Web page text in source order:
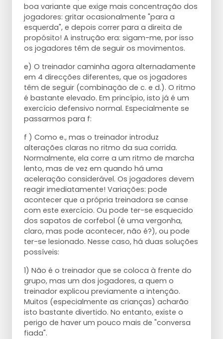
boa variante que exige mais concentração dos
jogadores: gritar ocasionalmente "para a
esquerda", e depois correr para a direita de
propósito! A instrução era: sigam-me, por isso
os jogadores têm de seguir os movimentos.
e) O treinador caminha agora alternadamente
em 4 direcções diferentes, que os jogadores
têm de seguir (combinação de c. e d.). O ritmo
é bastante elevado. Em princípio, isto já é um
exercício defensivo normal. Especialmente se
passarmos para f:
f ) Como e., mas o treinador introduz
alterações claras no ritmo da sua corrida.
Normalmente, ela corre a um ritmo de marcha
lento, mas de vez em quando há uma
aceleração considerável. Os jogadores devem
reagir imediatamente! Variações: pode
acontecer que a própria treinadora se canse
com este exercício. Ou pode ter-se esquecido
dos sapatos de corfebol (é uma vergonha,
claro, mas pode acontecer, não é?), ou pode
ter-se lesionado. Nesse caso, há duas soluções
possíveis:
1) Não é o treinador que se coloca à frente do
grupo, mas um dos jogadores, a quem o
treinador explicou previamente a intenção.
Muitos (especialmente as crianças) acharão
isto bastante divertido. No entanto, existe o
perigo de haver um pouco mais de "conversa
fiada".